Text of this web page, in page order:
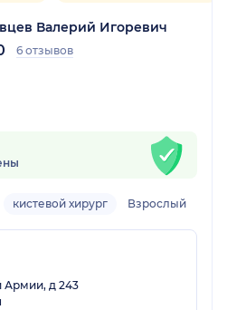
Валерий Игоревич
6 отзывов
кистевой хирург Взрослый
Армии, д 243